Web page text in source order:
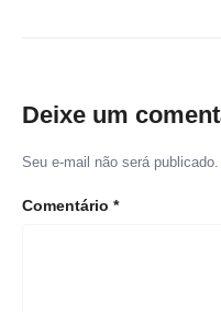
Deixe um
Seu e-mail não será
Comentário *